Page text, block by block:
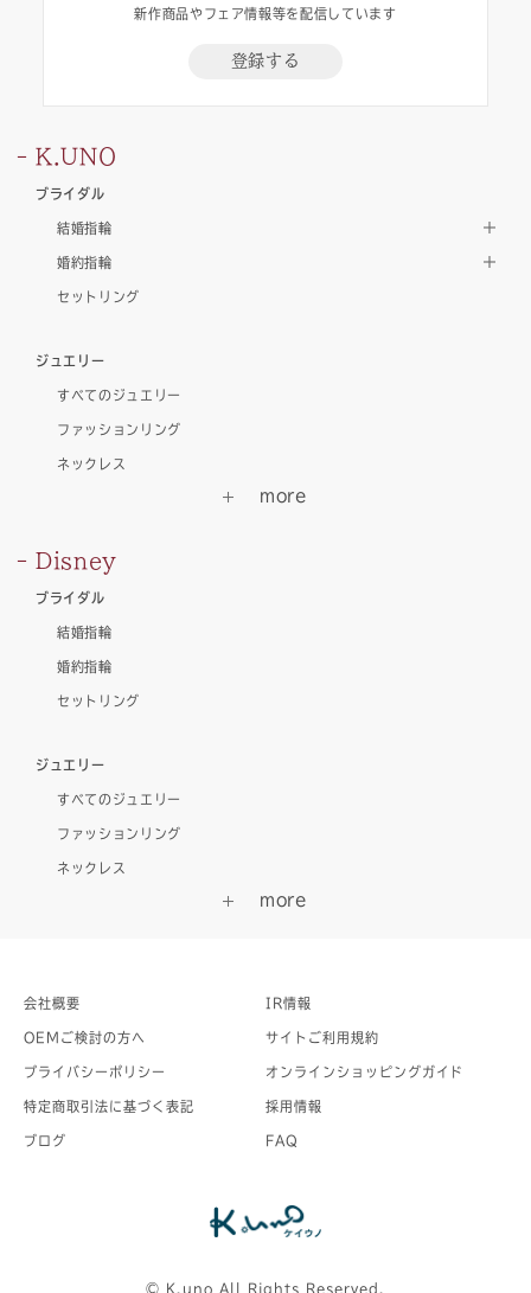
新作商品やフェア情報等を配信しています
登録する
K.UNO
ブライダル
結婚指輪
婚約指輪
セットリング
ジュエリー
すべてのジュエリー
ファッションリング
ネックレス
Disney
ブライダル
結婚指輪
婚約指輪
セットリング
ジュエリー
すべてのジュエリー
ファッションリング
ネックレス
会社概要 IR情報
OEMご検討の方へ サイトご利用規約
プライバシーポリシー オンラインショッピングガイド
特定商取引法に基づく表記 採用情報
ブログ FAQ
©︎ K.uno All Rights Reserved.